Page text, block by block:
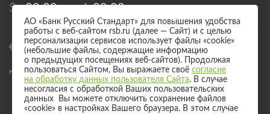
$ 83,00 / 89,00
€ 95,00 / 101,00
Курс валют для безналичного обмена
АО «Банк Русский Стандарт» для повышения удобства
работы с веб-сайтом rsb.ru (далее — Сайт) и с целью
персонализации сервисов использует файлы «cookie»
(небольшие файлы, содержащие информацию
о предыдущих посещениях веб-сайтов). Продолжая
пользоваться Сайтом, Вы выражаете своё согласие
на обработку данных пользователя Сайта. В случае
несогласия с обработкой Ваших пользовательских
данных Вы можете отключить сохранение файлов
«cookie» в настройках Вашего браузера. В этом случае